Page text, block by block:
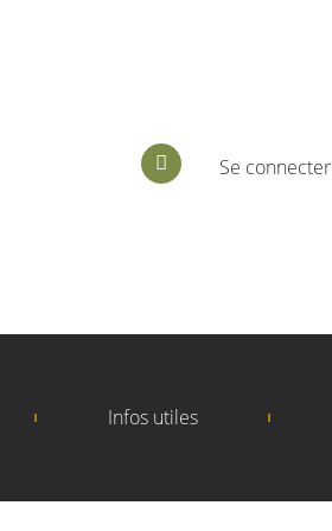
Se connecter
Infos utiles